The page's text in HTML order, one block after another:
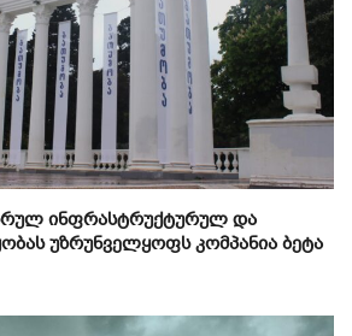
ინფრასტრუქტურულ და
უზრუნველყოფს კომპანია ბეტა